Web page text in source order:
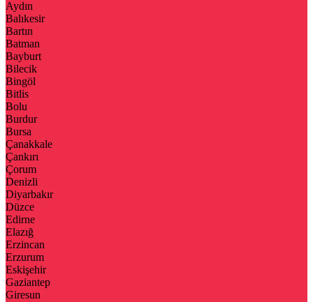
Aydın
Balıkesir
Bartın
Batman
Bayburt
Bilecik
Bingöl
Bitlis
Bolu
Burdur
Bursa
Çanakkale
Çankırı
Çorum
Denizli
Diyarbakır
Düzce
Edirne
Elazığ
Erzincan
Erzurum
Eskişehir
Gaziantep
Giresun